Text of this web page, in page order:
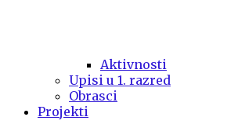
Aktivnosti
Upisi u 1. razred
Obrasci
Projekti